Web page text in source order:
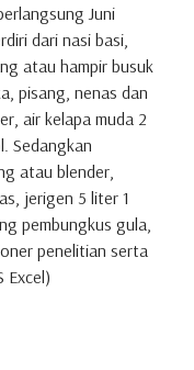
Juni
dari nasi basi,
atau hampir busuk
pisang, nenas dan
air kelapa muda 2
Sedangkan
atau blender,
jerigen 5 liter 1
pembungkus gula,
penelitian serta
Excel)